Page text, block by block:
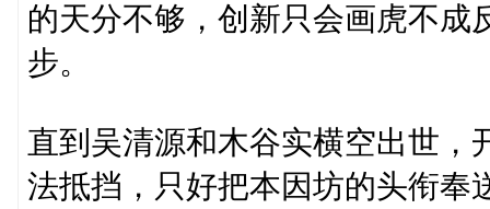
的天分不够，创新只会画虎不成
步。
直到吴清源和木谷实横空出世，
法抵挡，只好把本因坊的头衔奉